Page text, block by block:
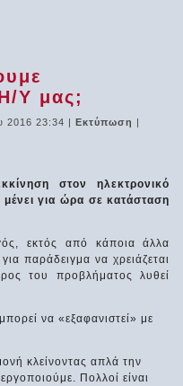
Υ μας;
2016 23:34 |Εκτύπωση |
στον ηλεκτρονικό
για ώρα σε κατάσταση
εκτός από κάποια άλλα
παράδειγμα να χρειάζεται
του προβλήματος λυθεί
να «εξαφανιστεί» με
κλείνοντας απλά την
Πολλοί είναι